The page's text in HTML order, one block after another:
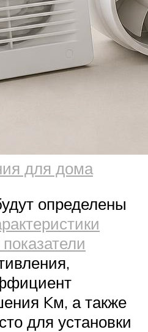
для дома
определены
Kм, а также
для установки